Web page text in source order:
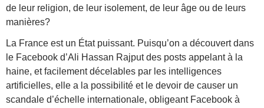
de leur religion, de leur isolement, de leur âge ou de leurs
manières?
La France est un État puissant. Puisqu’on a découvert dans
le Facebook d’Ali Hassan Rajput des posts appelant à la
haine, et facilement décelables par les intelligences
artificielles, elle a la possibilité et le devoir de causer un
scandale d’échelle internationale, obligeant Facebook à